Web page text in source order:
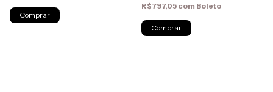
Comprar
R$797,05 com Boleto